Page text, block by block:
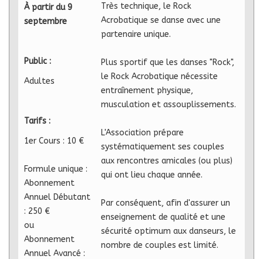
À partir du 9
septembre
Public :
Adultes
Tarifs :
1er Cours : 10 €
Formule unique :
Abonnement
Annuel Débutant
: 250 €
ou
Abonnement
Annuel Avancé :
Très technique, le Rock
Acrobatique se danse avec une
partenaire unique.
Plus sportif que les danses "Rock",
le Rock Acrobatique nécessite
entraînement physique,
musculation et assouplissements.
L'Association prépare
systématiquement ses couples
aux rencontres amicales (ou plus)
qui ont lieu chaque année.
Par conséquent, afin d'assurer un
enseignement de qualité et une
sécurité optimum aux danseurs, le
nombre de couples est limité.